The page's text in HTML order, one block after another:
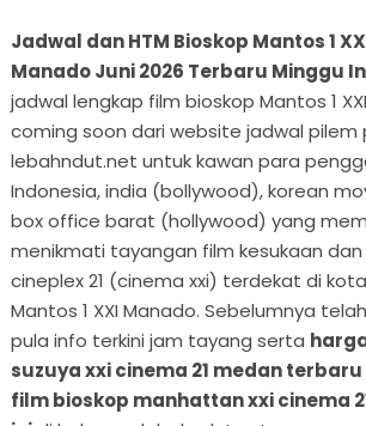
Jadwal dan HTM Bioskop Mantos 1
Manado Juni 2026 Terbaru Minggu
jadwal lengkap film bioskop Mantos 1
coming soon dari website jadwal pilem
lebahndut.net untuk kawan para
Indonesia, india (bollywood), korean
box office barat (hollywood) yang
menikmati tayangan film kesukaan
cineplex 21 (cinema xxi) terdekat di
Mantos 1 XXI Manado. Sebelumnya
pula info terkini jam tayang serta
suzuya xxi cinema 21 medan terbaru
film bioskop manhattan xxi cinema